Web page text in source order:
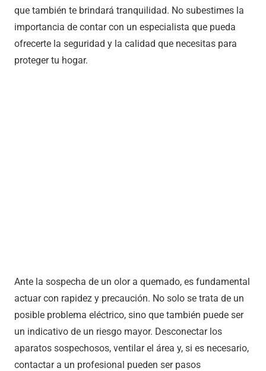
que también te brindará tranquilidad. No subestimes la
importancia de contar con un especialista que pueda
ofrecerte la seguridad y la calidad que necesitas para
proteger tu hogar.
Ante la sospecha de un olor a quemado, es fundamental
actuar con rapidez y precaución. No solo se trata de un
posible problema eléctrico, sino que también puede ser
un indicativo de un riesgo mayor. Desconectar los
aparatos sospechosos, ventilar el área y, si es necesario,
contactar a un profesional pueden ser pasos